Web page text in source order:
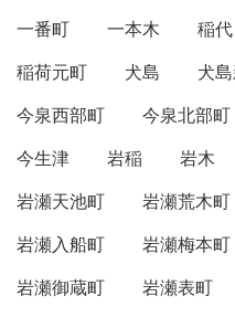
一番町
一本木 稲代
稲荷元町
犬島 犬
今泉西部町
今泉北部町
今生津
岩稲 岩木
岩瀬天池町
岩瀬荒木町
岩瀬入船町
岩瀬梅本町
岩瀬御蔵町
岩瀬表町